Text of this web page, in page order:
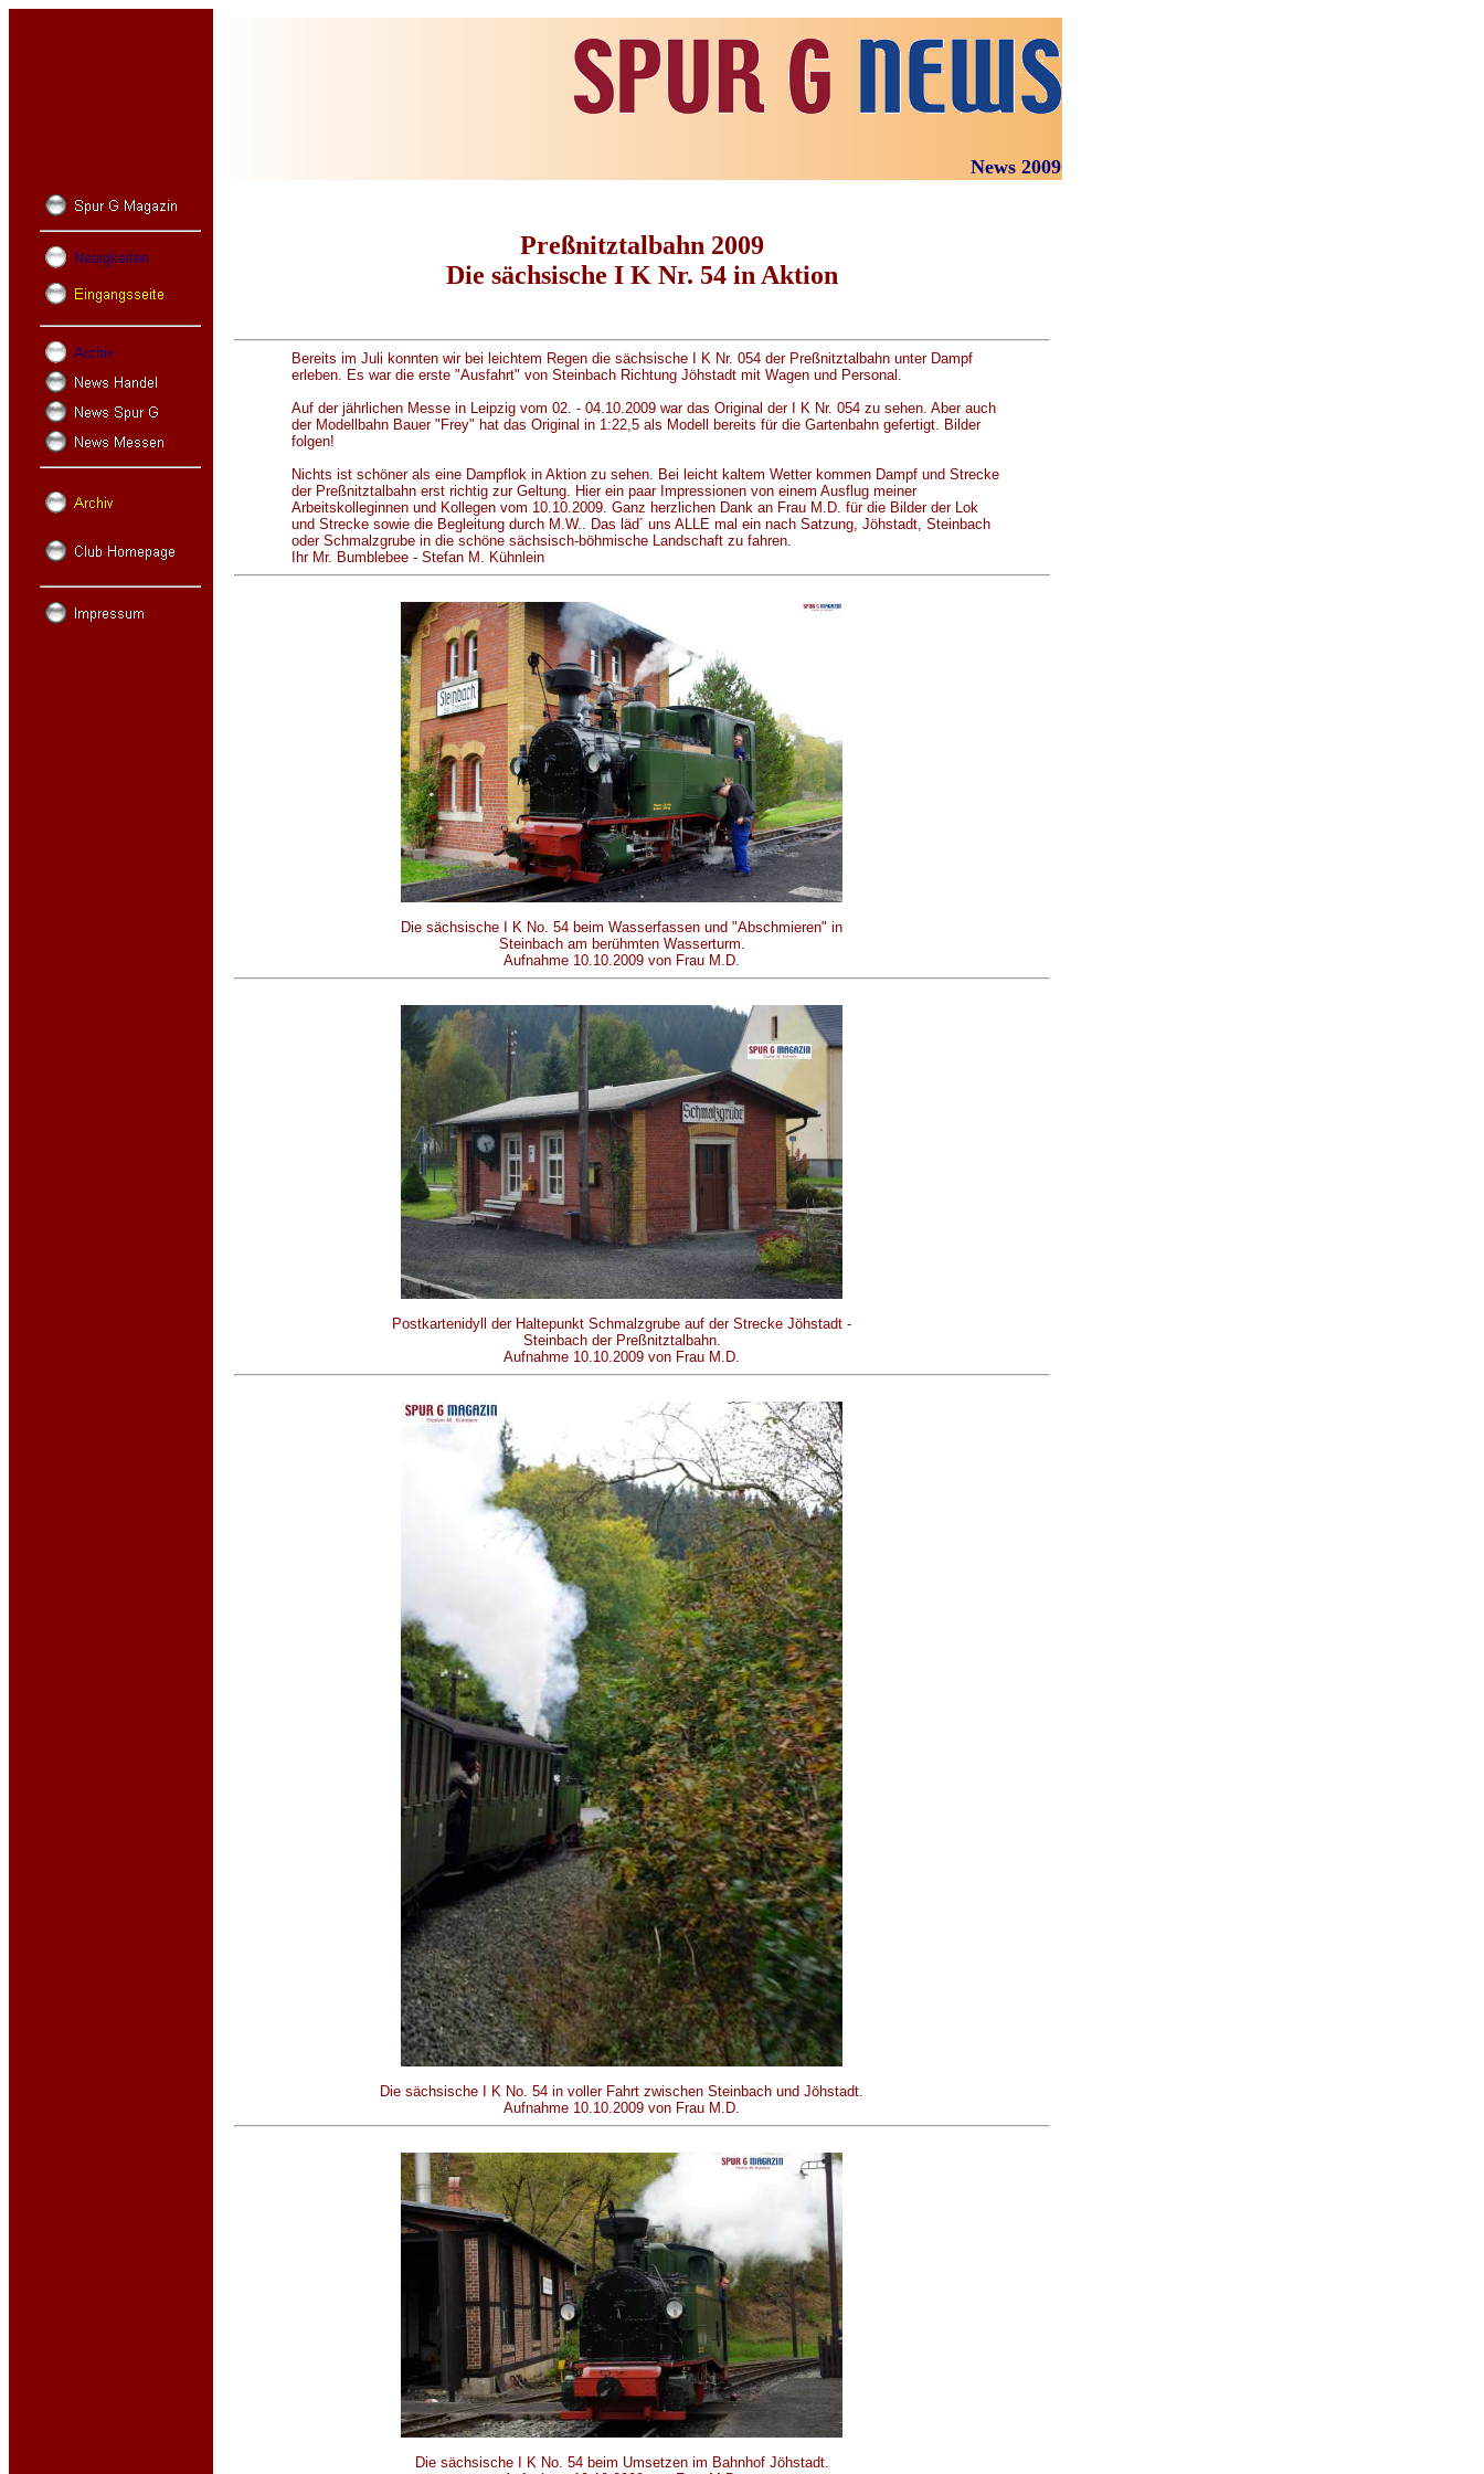
News 2009
Preßnitztalbahn 2009
Die sächsische I K Nr. 54 in Aktion
Bereits im Juli konnten wir bei leichtem Regen die sächsische I K Nr. 054 der Preßnitztalbahn unter Dampf
erleben. Es war die erste "Ausfahrt" von Steinbach Richtung Jöhstadt mit Wagen und Personal.
Auf der jährlichen Messe in Leipzig vom 02. - 04.10.2009 war das Original der I K Nr. 054 zu sehen. Aber auch
der Modellbahn Bauer "Frey" hat das Original in 1:22,5 als Modell bereits für die Gartenbahn gefertigt. Bilder
folgen!
Nichts ist schöner als eine Dampflok in Aktion zu sehen. Bei leicht kaltem Wetter kommen Dampf und Strecke
der Preßnitztalbahn erst richtig zur Geltung. Hier ein paar Impressionen von einem Ausflug meiner
Arbeitskolleginnen und Kollegen vom 10.10.2009. Ganz herzlichen Dank an Frau M.D. für die Bilder der Lok
und Strecke sowie die Begleitung durch M.W.. Das läd´ uns ALLE mal ein nach Satzung, Jöhstadt, Steinbach
oder Schmalzgrube in die schöne sächsisch-böhmische Landschaft zu fahren.
Ihr Mr. Bumblebee - Stefan M. Kühnlein
Die sächsische I K No. 54 beim Wasserfassen und "Abschmieren" in
Steinbach am berühmten Wasserturm.
Aufnahme 10.10.2009 von Frau M.D.
Postkartenidyll der Haltepunkt Schmalzgrube auf der Strecke Jöhstadt -
Steinbach der Preßnitztalbahn.
Aufnahme 10.10.2009 von Frau M.D.
Die sächsische I K No. 54 in voller Fahrt zwischen Steinbach und Jöhstadt.
Aufnahme 10.10.2009 von Frau M.D.
Die sächsische I K No. 54 beim Umsetzen im Bahnhof Jöhstadt.